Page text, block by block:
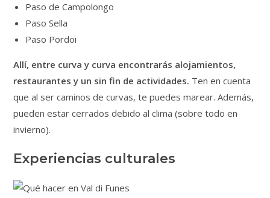
Paso de Campolongo
Paso Sella
Paso Pordoi
Allí, entre curva y curva encontrarás alojamientos,
restaurantes y un sin fin de actividades. Ten en cuenta
que al ser caminos de curvas, te puedes marear. Además,
pueden estar cerrados debido al clima (sobre todo en
invierno).
Experiencias culturales